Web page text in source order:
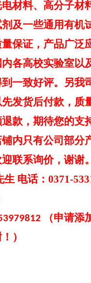
材料、高分子材
及一些通用有机
保证，产品广泛
各高校实验室以
一致好评。另我
发货后付款，质
款，期待您的支
内只有公司部分
联系询价，谢谢。
生 电话：0371-
（申请
）